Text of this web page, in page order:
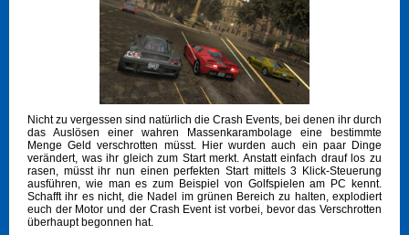
Nicht zu vergessen sind natürlich die Crash Events, bei denen ihr durch
das Auslösen einer wahren Massenkarambolage eine bestimmte
Menge Geld verschrotten müsst. Hier wurden auch ein paar Dinge
verändert, was ihr gleich zum Start merkt. Anstatt einfach drauf los zu
rasen, müsst ihr nun einen perfekten Start mittels 3 Klick-Steuerung
ausführen, wie man es zum Beispiel von Golfspielen am PC kennt.
Schafft ihr es nicht, die Nadel im grünen Bereich zu halten, explodiert
euch der Motor und der Crash Event ist vorbei, bevor das Verschrotten
überhaupt begonnen hat.